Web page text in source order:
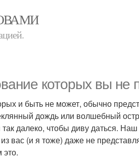
которых вы не
и быть не может, обычно
дождь или волшебный
далеко, чтобы диву даться.
вас (и я тоже) даже не